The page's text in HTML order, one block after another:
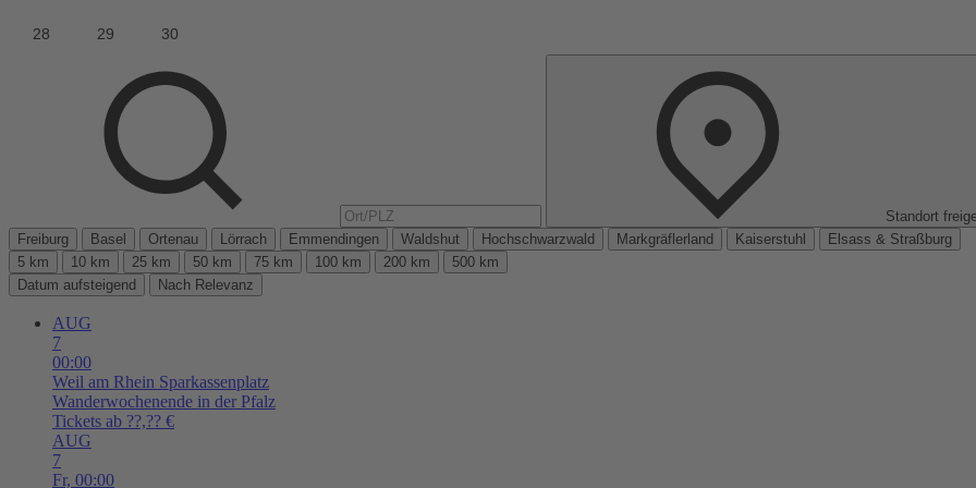
Standort
Freiburg
Basel Ortenau Lörrach Emmendingen Waldshut Hochschwarzwald Markgräflerland Kaiserstuhl
Elsass & Straßburg
5 km
10 km 25 km 50 km 75 km 100 km 200 km
500 km
Datum aufsteigend
Nach Relevanz
AUG
7
00:00
Weil am Rhein Sparkassenplatz
Wanderwochenende in der Pfalz
Tickets ab ??,?? €
AUG
7
Fr, 00:00